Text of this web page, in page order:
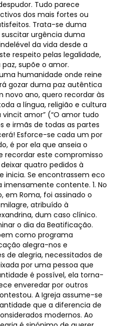
Tudo parece
dos mais fortes ou
Trata-se duma
urgência duma
da vida desde a
respeito pelas legalidade,
supõe o amor.
uma humanidade onde reine
gozar duma paz autêntica
novo ano, quero recordar às
a língua, religião e cultura
amor” (“O amor tudo
e irmãs de todas as partes
Esforce-se cada um por
é por ela que anseia o
recordar este compromisso
quatro pedidos à
inicia. Se encontrassem eco
contente. 1. No
em Roma, foi assinado o
atribuído à
dum caso clínico.
o dia da Beatificação.
como programa
alegra-nos e
de alegria, necessitados de
por uma pessoa que
é possível, ela torna-
enveredar por outros
A Igreja assume-se
que a diferencia de
modernos. Ao